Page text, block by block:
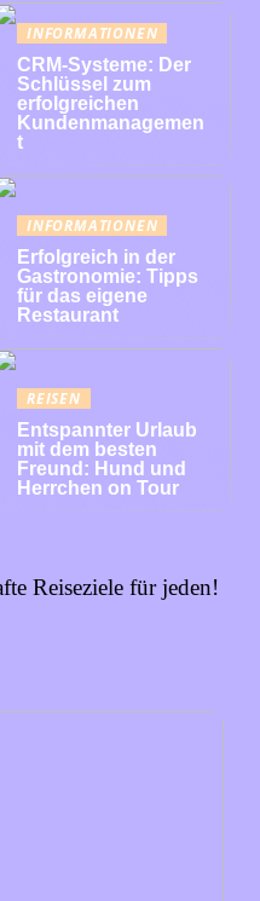
INFORMATIONEN
CRM-Systeme: Der
Schlüssel zum
erfolgreichen
Kundenmanagemen
t
INFORMATIONEN
Erfolgreich in der
Gastronomie: Tipps
für das eigene
Restaurant
REISEN
Entspannter Urlaub
mit dem besten
Freund: Hund und
Herrchen on Tour
Reiseziele für jeden!